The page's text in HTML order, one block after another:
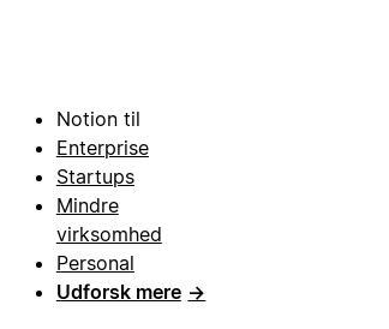
Notion til
Enterprise
Startups
Mindre
virksomhed
Personal
Udforsk mere →